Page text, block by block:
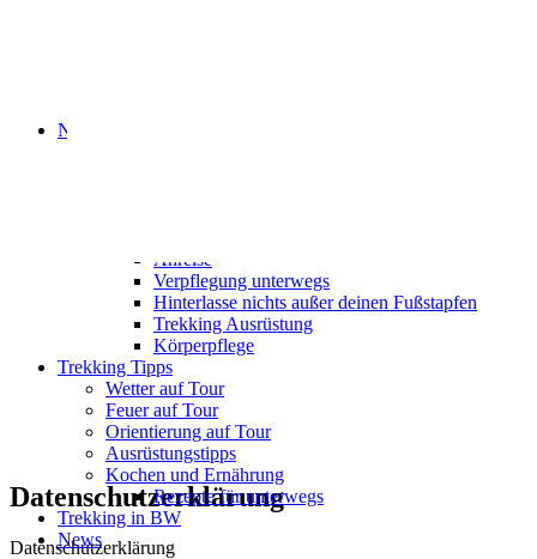
Naturschutz auf Tour
Anreise
Verpflegung unterwegs
Hinterlasse nichts außer deinen Fußstapfen
Trekking Ausrüstung
Körperpflege
Trekking Tipps
Wetter auf Tour
Feuer auf Tour
Orientierung auf Tour
Ausrüstungstipps
Kochen und Ernährung
Rezepte für unterwegs
Trekking in BW
News
Datenschutzerklärung
Datenschutzerklärung